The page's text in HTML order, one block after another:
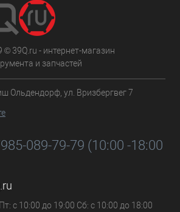
39Q.ru - интернет-магазин
и запчастей
Ольдендорф, ул. Вризбергвег 7
089-79-79 (10:00 -18:00
с 10:00 до 19:00 Сб: с 10:00 до 18:00